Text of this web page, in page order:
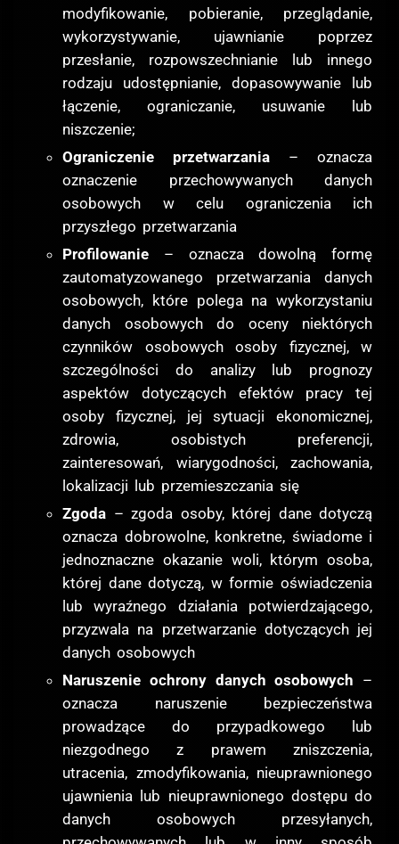
modyfikowanie, pobieranie, przeglądanie,
wykorzystywanie, ujawnianie poprzez
przesłanie, rozpowszechnianie lub innego
rodzaju udostępnianie, dopasowywanie lub
łączenie, ograniczanie, usuwanie lub
niszczenie;
Ograniczenie przetwarzania – oznacza
oznaczenie przechowywanych danych
osobowych w celu ograniczenia ich
przyszłego przetwarzania
Profilowanie – oznacza dowolną formę
zautomatyzowanego przetwarzania danych
osobowych, które polega na wykorzystaniu
danych osobowych do oceny niektórych
czynników osobowych osoby fizycznej, w
szczególności do analizy lub prognozy
aspektów dotyczących efektów pracy tej
osoby fizycznej, jej sytuacji ekonomicznej,
zdrowia, osobistych preferencji,
zainteresowań, wiarygodności, zachowania,
lokalizacji lub przemieszczania się
Zgoda – zgoda osoby, której dane dotyczą
oznacza dobrowolne, konkretne, świadome i
jednoznaczne okazanie woli, którym osoba,
której dane dotyczą, w formie oświadczenia
lub wyraźnego działania potwierdzającego,
przyzwala na przetwarzanie dotyczących jej
danych osobowych
Naruszenie ochrony danych osobowych –
oznacza naruszenie bezpieczeństwa
prowadzące do przypadkowego lub
niezgodnego z prawem zniszczenia,
utracenia, zmodyfikowania, nieuprawnionego
ujawnienia lub nieuprawnionego dostępu do
danych osobowych przesyłanych,